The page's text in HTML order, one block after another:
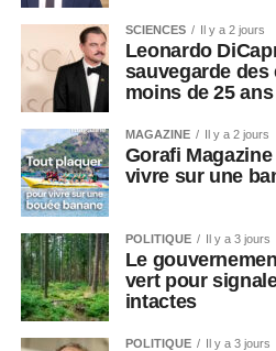
SCIENCES Il y a 2 jours
Leonardo
sauvegarde des
moins de 25 ans
MAGAZINE Il y a 2 jours
Gorafi
vivre sur une
POLITIQUE Il y a 3 jours
Le
vert pour
intactes
POLITIQUE Il y a 3 jours